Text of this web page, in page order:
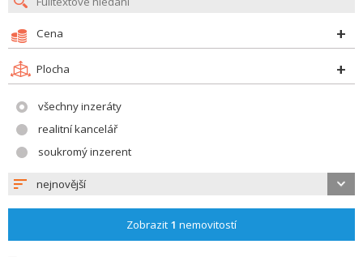
Cena
Plocha
všechny inzeráty
realitní kancelář
soukromý inzerent
nejnovější
Zobrazit 1 nemovitostí